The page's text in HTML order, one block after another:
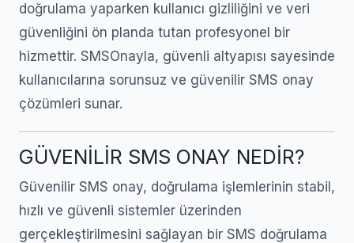
doğrulama yaparken kullanıcı gizliliğini ve veri
güvenliğini ön planda tutan profesyonel bir
hizmettir. SMSOnayla, güvenli altyapısı sayesinde
kullanıcılarına sorunsuz ve güvenilir SMS onay
çözümleri sunar.
GÜVENİLİR SMS ONAY NEDİR?
Güvenilir SMS onay, doğrulama işlemlerinin stabil,
hızlı ve güvenli sistemler üzerinden
gerçekleştirilmesini sağlayan bir SMS doğrulama